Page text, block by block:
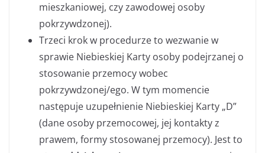
mieszkaniowej, czy zawodowej osoby
pokrzywdzonej).
Trzeci krok w procedurze to wezwanie w
sprawie Niebieskiej Karty osoby podejrzanej o
stosowanie przemocy wobec
pokrzywdzonej/ego. W tym momencie
następuje uzupełnienie Niebieskiej Karty „D”
(dane osoby przemocowej, jej kontakty z
prawem, formy stosowanej przemocy). Jest to